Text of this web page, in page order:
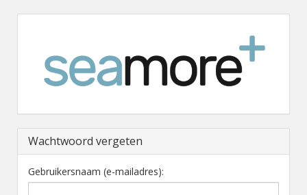
Wachtwoord vergeten
Gebruikersnaam (e-mailadres):